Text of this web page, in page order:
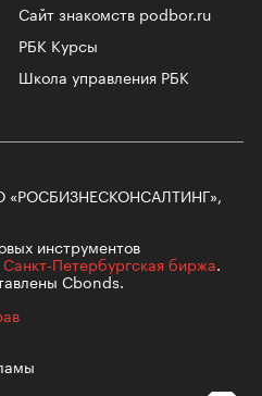
Сайт знакомств podbor.ru
РБК Курсы
Школа управления РБК
инструментов
Санкт-Петербургская биржа.
Cbonds.